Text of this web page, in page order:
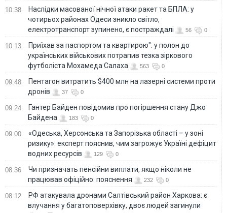
10:38
Наслідки масованої нічної атаки ракет та БПЛА: у
чотирьох районах Одеси зникло світло,
електротранспорт зупинено, є постраждалі
56 0
10:13
Приїхав за паспортом та квартирою": у полон до
українських військових потрапив тезка зіркового
футболіста Мохамеда Салаха
563 0
09:48
Пентагон витратить $400 млн на лазерні системи проти
дронів
37 0
09:24
Гантер Байден повідомив про погіршення стану Джо
Байдена
183 0
09:00
«Одеська, Херсонська та Запорізька області – у зоні
ризику»: експерт пояснив, чим загрожує Україні дефіцит
водних ресурсів
129 0
08:36
Чи призначать пенсійни виплати, якщо ніколи не
працював офіційно: пояснення
232 0
08:12
РФ атакувала дронами Салтівський район Харкова: є
влучання у багатоповерхівку, двоє людей загинули